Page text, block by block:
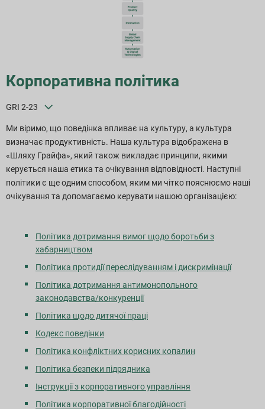
Корпоративна політика
GRI 2-23
Ми віримо, що поведінка впливає на культуру, а культура
визначає продуктивність. Наша культура відображена в
«Шляху Грайфа», який також викладає принципи, якими
керується наша етика та очікування відповідності. Наступні
політики є ще одним способом, яким ми чітко пояснюємо наші
очікування та допомагаємо керувати нашою організацією:
Політика дотримання вимог щодо боротьби з
хабарництвом
Політика протидії переслідуванням і дискримінації
Політика дотримання антимонопольного
законодавства/конкуренції
Політика щодо дитячої праці
Кодекс поведінки
Політика конфліктних корисних копалин
Політика безпеки підрядника
Інструкції з корпоративного управління
Політика корпоративної благодійності